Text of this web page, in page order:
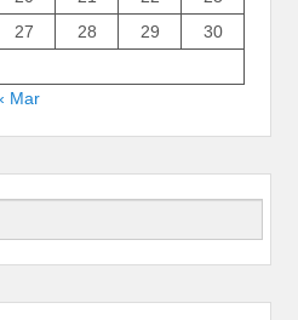
27 28 29
30
Mar